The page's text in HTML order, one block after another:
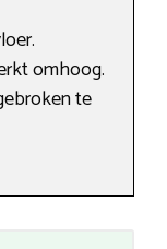
omhoog.
te